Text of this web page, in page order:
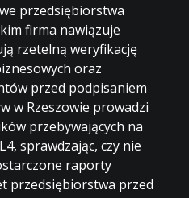
przedsiębiorstwa
firma nawiązuje
rzetelnąweryfikację
oraz
przed podpisaniem
w Rzeszowie prowadzi
przebywających na
sprawdzając, czy nie
raporty
przedsiębiorstwa przed